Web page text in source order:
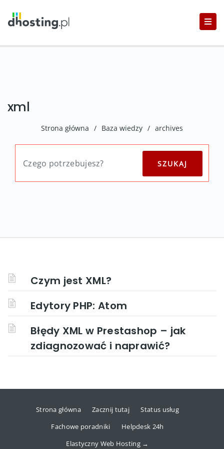
xml
Strona główna / Baza wiedzy / archives
Czym jest XML?
Edytory PHP: Atom
Błędy XML w Prestashop – jak
zdiagnozować i naprawić?
Strona główna Zacznij tutaj
Status usług
Fachowe poradniki
Helpdesk 24h
Elastyczny Web Hosting →